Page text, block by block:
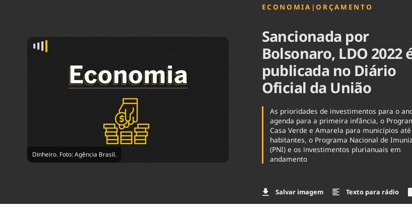
Dinheiro. Foto: Agência Brasil.
ECONOMIA |ORÇAMENTO
Sancionada por
Bolsonaro, LDO 2022
publicada no Diário
Oficial da União
As prioridades de investimentos para o
agenda para a primeira infância, o
Casa Verde e Amarela para municípios
habitantes, o Programa Nacional de
(PNI) e os investimentos plurianuais em
andamento
Salvar imagem Texto para rádio